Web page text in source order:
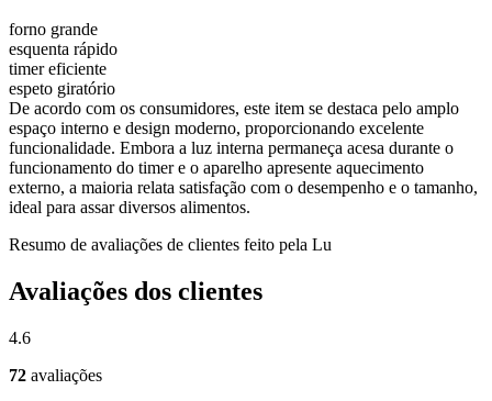
forno grande
esquenta rápido
timer eficiente
espeto giratório
De acordo com os consumidores, este item se destaca pelo amplo
espaço interno e design moderno, proporcionando excelente
funcionalidade. Embora a luz interna permaneça acesa durante o
funcionamento do timer e o aparelho apresente aquecimento
externo, a maioria relata satisfação com o desempenho e o tamanho,
ideal para assar diversos alimentos.
Resumo de avaliações de clientes feito pela Lu
Avaliações dos clientes
4.6
72 avaliações